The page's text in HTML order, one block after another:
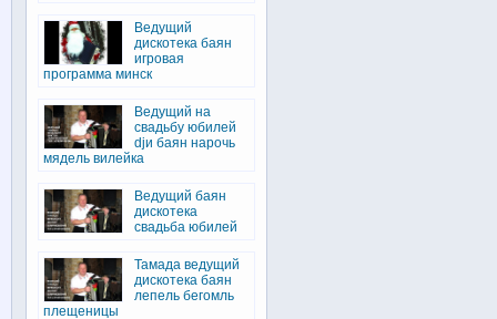
Ведущий
дискотека баян
игровая
программа минск
Ведущий на
свадьбу юбилей
djи баян нарочь
мядель вилейка
Ведущий баян
дискотека
свадьба юбилей
Тамада ведущий
дискотека баян
лепель бегомль
плещеницы